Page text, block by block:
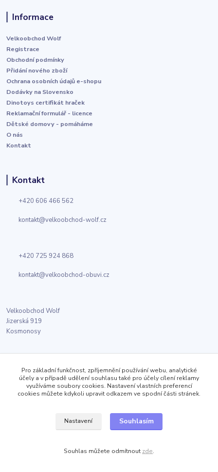
Informace
Velkoobchod Wolf
Registrace
Obchodní podmínky
Přidání nového zboží
Ochrana osobních údajů e-shopu
Dodávky na Slovensko
Dinotoys certifikát hraček
Reklamační formulář - licence
Dětské domovy - pomáháme
O nás
Kontakt
Kontakt
+420 606 466 562
kontakt@velkoobchod-wolf.cz
+420 725 924 868
kontakt@velkoobchod-obuvi.cz
Velkoobchod Wolf
Jizerská 919
Kosmonosy
Sledujte nás
Facebook
Twitter
Instagram
Pro základní funkčnost, zpříjemnění používání webu, analytické
účely a v případě udělení souhlasu také pro účely cílení reklamy
využíváme soubory cookies. Nastavení vlastních preferencí
cookies můžete kdykoli upravit odkazem ve spodní části stránek.
Nastavení Souhlasím
Souhlas můžete odmítnout zde.